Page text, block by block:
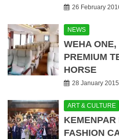
26 February
NEWS
WEHA
PREMIUM
HORSE
28 January 2015
ART & CULTURE
FASHION